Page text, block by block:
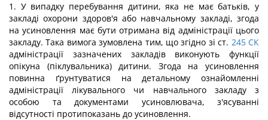
1. У випадку перебування дитини, яка не має батьків, у
закладі охорони здоров'я або навчальному закладі, згода
на усиновлення має бути отримана від адміністрації цього
закладу. Така вимога зумовлена тим, що згідно зі ст. 245 СК
адміністрації зазначених закладів виконують функції
опікуна (піклувальника) дитини. Згода на усиновлення
повинна ґрунтуватися на детальному ознайомленні
адміністрації лікувального чи навчального закладу з
особою та документами усиновлювача, з'ясуванні
відсутності протипоказань до усиновлення.